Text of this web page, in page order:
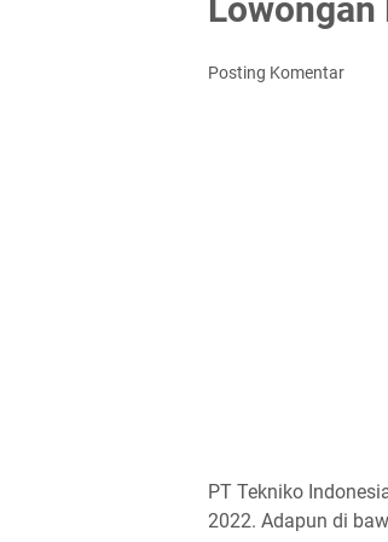
Posting Komentar
PT Tekniko
2022. Adapun di